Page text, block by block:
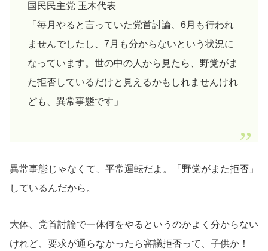
国民民主党 玉木代表
「毎月やると言っていた党首討論、6月も行われ
ませんでしたし、7月も分からないという状況に
なっています。世の中の人から見たら、野党がま
た拒否しているだけと見えるかもしれませんけれ
ども、異常事態です」
異常事態じゃなくて、平常運転だよ。「野党がまた拒否」
しているんだから。
大体、党首討論で一体何をやるというのかよく分からない
けれど、要求が通らなかったら審議拒否って、子供か！